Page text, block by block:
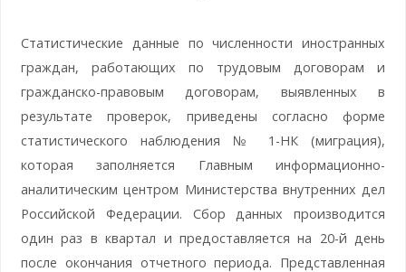
Статистические данные по численности иностранных
граждан, работающих по трудовым договорам и
гражданско-правовым договорам, выявленных в
результате проверок, приведены согласно форме
статистического наблюдения № 1-НК (миграция),
которая заполняется Главным информационно-
аналитическим центром Министерства внутренних дел
Российской Федерации. Сбор данных производится
один раз в квартал и предоставляется на 20-й день
после окончания отчетного периода. Представленная